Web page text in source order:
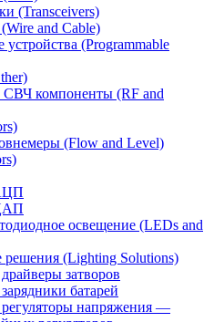
(Transceivers)
and Cable)
(Programmable
СВЧ компоненты (RF and
(Flow and Level)
освещение (LEDs and
решения (Lighting Solutions)
затворов
батарей
напряжения —